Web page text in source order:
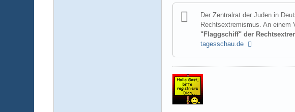
Der Zentralrat der Juden in
Rechtsextremismus. An einem
"Flaggschiff" der
tagesschau.de